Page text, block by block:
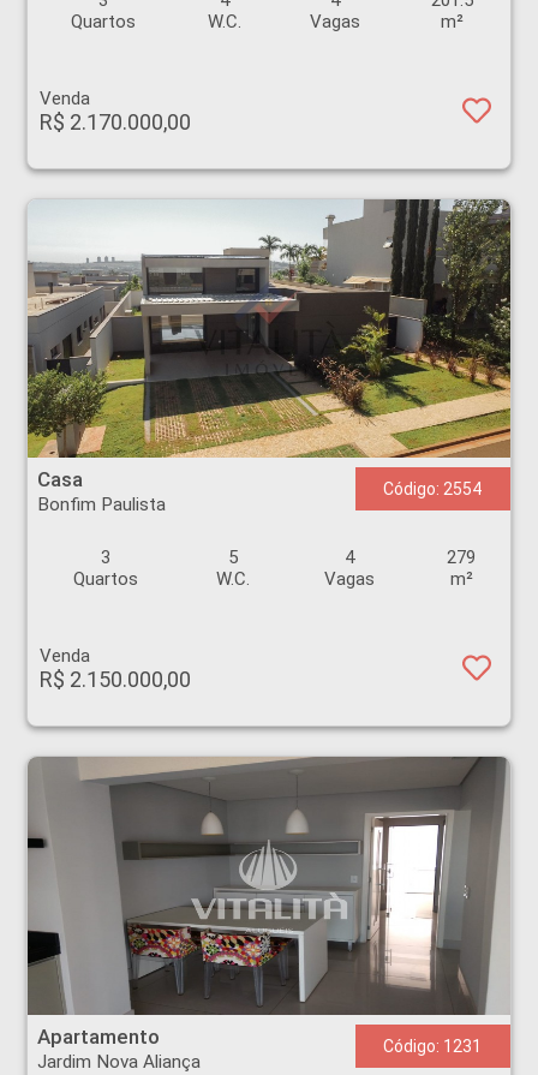
Quartos
W.C.
Vagas
m²
Venda
R$ 2.170.000,00
Casa - Bonfim Paulista - Ribeirão Preto
Casa
Bonfim Paulista
Código: 2554
3
Quartos
5
W.C.
4
Vagas
279
m²
Venda
R$ 2.150.000,00
Apartamento - Jardim Nova Aliança - Ribeirão Preto
Apartamento
Jardim Nova Aliança
Código: 1231